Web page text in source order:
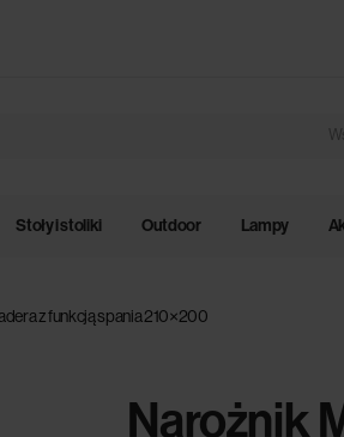
Stoły i stoliki Outdoor Lampy
z funkcją spania 210×200
Narożnik